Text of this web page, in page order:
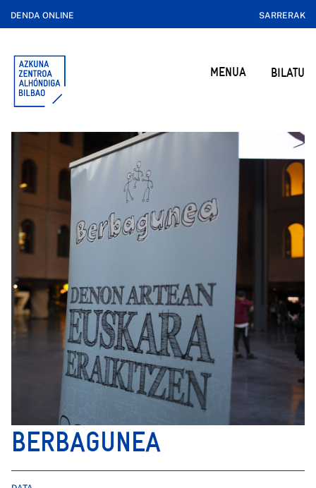
DENDA ONLINE SARRERAK
MENUA BILATU
BERBAGUNEA